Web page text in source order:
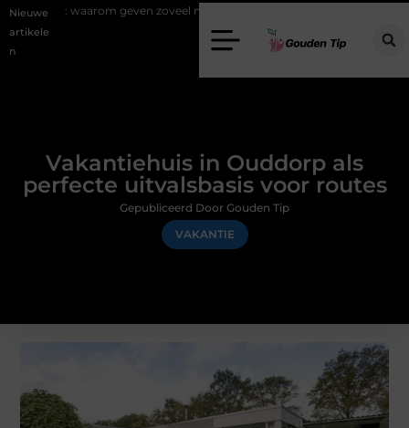
Nieuwe
artikele
n
geven zoveel mensen en wat zijn de mogelijkheden?
Vakantiehuis in Ouddorp als
perfecte uitvalsbasis voor routes
VAKANTIE
Gepubliceerd Door Gouden Tip